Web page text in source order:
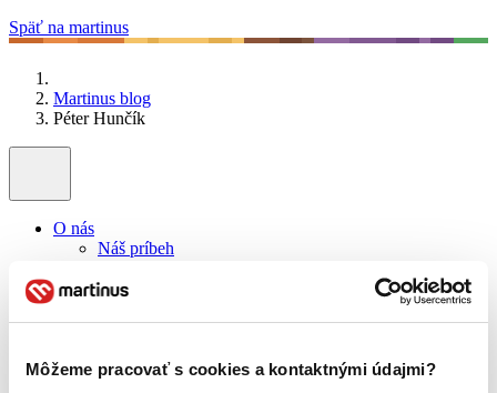
Môžeme pracovať s cookies a kontaktnými údajmi?
Späť na martinus
Martinus blog
Péter Hunčík
O nás
Náš príbeh
Galéria Martinusu
Sme B Corp
Zelený Martinus